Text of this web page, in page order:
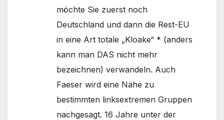
möchte Sie zuerst noch
Deutschland und dann die Rest-EU
in eine Art totale „Kloake“ * (anders
kann man DAS nicht mehr
bezeichnen) verwandeln. Auch
Faeser wird eine Nähe zu
bestimmten linksextremen Gruppen
nachgesagt. 16 Jahre unter der